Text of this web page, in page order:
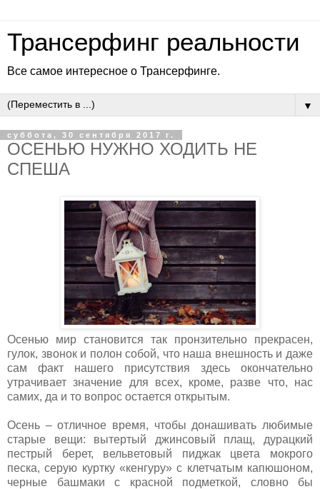
Трансерфинг реальности
Все самое интересное о Трансерфинге.
▼
суббота, 30 сентября 2017 г.
ОСЕНЬЮ НУЖНО ХОДИТЬ НЕ
СПЕША
Осенью мир становится так пронзительно прекрасен,
гулок, звонок и полон собой, что наша внешность и даже
сам факт нашего присутствия здесь окончательно
утрачивает значение для всех, кроме, разве что, нас
самих, да и то вопрос остается открытым.
Осень – отличное время, чтобы донашивать любимые
старые вещи: вытертый джинсовый плащ, дурацкий
пестрый берет, вельветовый пиджак цвета мокрого
песка, серую куртку «кенгуру» с клетчатым капюшоном,
черные башмаки с красной подметкой, словно бы